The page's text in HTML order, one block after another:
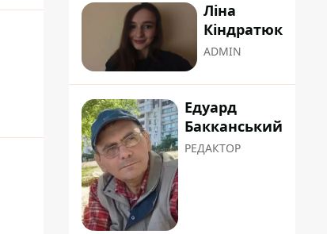
Ліна
Кіндратюк
ADMIN
Едуард
Бакканський
РЕДАКТОР